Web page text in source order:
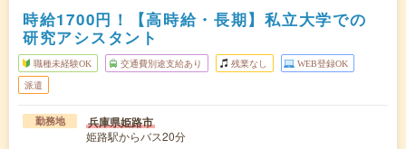
時給1700円！【高時給・長期】私立大学での
研究アシスタント
職種未経験OK 交通費別途支給あり 残業なし WEB登録OK
派遣
勤務地 兵庫県姫路市
姫路駅からバス20分